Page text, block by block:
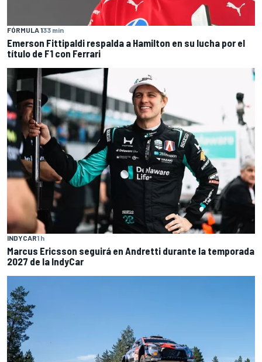
FÓRMULA 133 min
Emerson Fittipaldi respalda a Hamilton en su lucha por el
título de F1 con Ferrari
INDYCAR1 h
Marcus Ericsson seguirá en Andretti durante la temporada
2027 de la IndyCar